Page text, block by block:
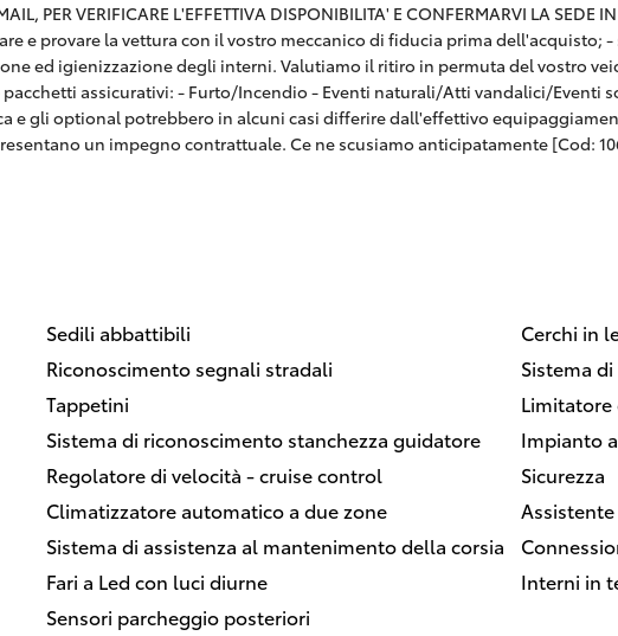
PER VERIFICARE L'EFFETTIVA DISPONIBILITA' E CONFERMARVI LA SEDE
e provare la vettura con il vostro meccanico di fiducia prima dell'acquisto;
ed igienizzazione degli interni. Valutiamo il ritiro in permuta del vostro
assicurativi: - Furto/Incendio - Eventi naturali/Atti vandalici/Eventi
e gli optional potrebbero in alcuni casi differire dall'effettivo
un impegno contrattuale. Ce ne scusiamo anticipatamente [Cod:
Sedili abbattibili
Riconoscimento segnali stradali
Tappetini
Sistema di riconoscimento stanchezza guidatore
Regolatore di velocità - cruise control
Climatizzatore automatico a due zone
Sistema di assistenza al mantenimento della corsia
Fari a Led con luci diurne
Sensori parcheggio posteriori
Cerchi in
Sistema
Limitatore
Impianto
Sicurezza
Interni in